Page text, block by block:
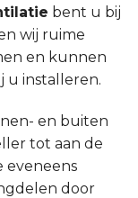
bent u bij
wij ruime
en kunnen
u installeren.
en buiten
tot aan de
eveneens
door